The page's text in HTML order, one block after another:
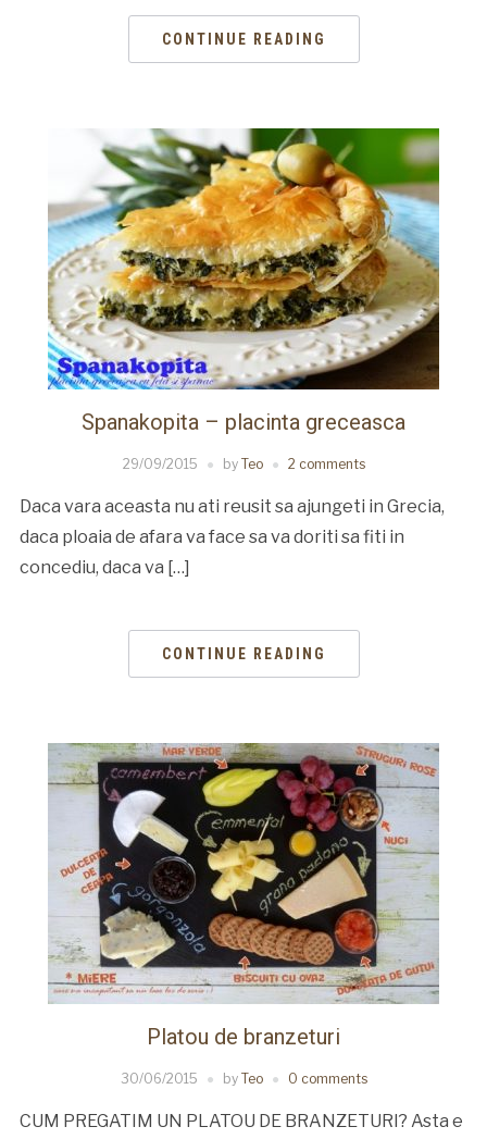
CONTINUE READING
Spanakopita – placinta greceasca
29/09/2015 by Teo 2 comments
Daca vara aceasta nu ati reusit sa ajungeti in Grecia,
daca ploaia de afara va face sa va doriti sa fiti in
concediu, daca va […]
CONTINUE READING
Platou de branzeturi
30/06/2015 by Teo 0 comments
CUM PREGATIM UN PLATOU DE BRANZETURI? Asta e